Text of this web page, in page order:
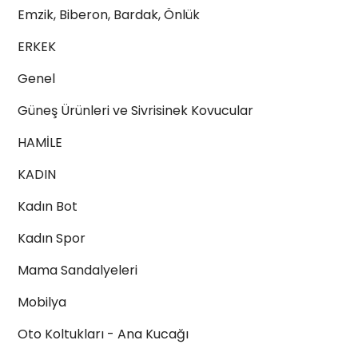
Emzik, Biberon, Bardak, Önlük
ERKEK
Genel
Güneş Ürünleri ve Sivrisinek Kovucular
HAMİLE
KADIN
Kadın Bot
Kadın Spor
Mama Sandalyeleri
Mobilya
Oto Koltukları - Ana Kucağı